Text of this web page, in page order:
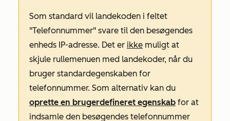
Som standard vil landekoden i feltet
"Telefonnummer" svare til den besøgendes
enheds IP-adresse. Det er ikke muligt at
skjule rullemenuen med landekoder, når du
bruger standardegenskaben for
telefonnummer. Som alternativ kan du
oprette en brugerdefineret egenskab for at
indsamle den besøgendes telefonnummer